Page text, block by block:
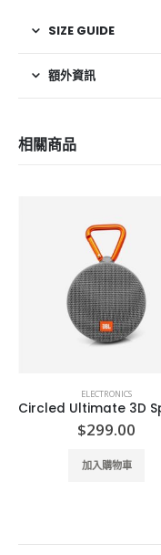
SIZE GUIDE
額外資訊
相關商品
ELECTRONICS
$299.00
加入購物車